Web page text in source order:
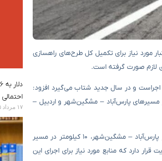
اعتبار مورد نیاز برای تکمیل کل طرح‌های راهسازی
اجراست و در سال جدید شتاب می‌گیرد افزود:
علت ثبت بیشترین آمار تردد در محدوده این ۲۲۵ کیلومتر است که در مسیرهای پارس‌آباد – مشگین‌شهر و اردبیل –
مدیرکل راه و شهرسازی استان اردبیل اضافه کرد: از ۲۲۵ کیلومتر شبکه بزرگراهی اولویت‌دار استان، ۶۵ کیلومتر در مسیر پارس‌آباد – مشگین‌شهر، ۱۰ کیلومتر در مسیر
در مسیر اردبیل – سرچم در اولویت قرار دارد که منابع مورد نیاز برای اجرای این
۱۷ مرداد ۱۴۰۵